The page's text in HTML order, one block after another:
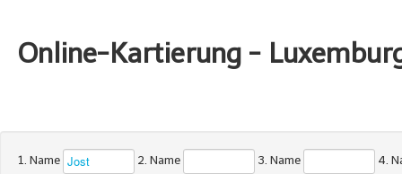
Online-Kartierung -
1. Name 2. Name 3. Name 4.